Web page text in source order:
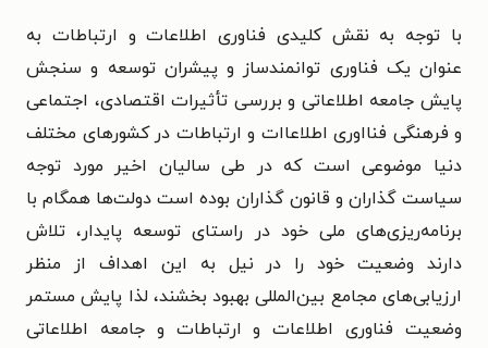
با توجه به نقش کلیدی فناوری اطلاعات و ارتباطات به
عنوان یک فناوری توانمندساز و پیشران توسعه و سنجش
پایش جامعه اطلاعاتی و بررسی تأثیرات اقتصادی، اجتماعی
و فرهنگی فنااوری اطلاعاات و ارتباطات در کشورهای مختلف
دنیا موضوعی است که در طی سالیان اخیر مورد توجه
سیاست گذاران و قانون گذاران بوده است دولت‌ها همگام با
برنامه‌ریزی‌های ملی خود در راستای توسعه پایدار، تلاش
دارند وضعیت خود را در نیل به این اهداف از منظر
ارزیابی‌های مجامع بین‌المللی بهبود بخشند، لذا پایش مستمر
وضعیت فناوری اطلاعات و ارتباطات و جامعه اطلاعاتی